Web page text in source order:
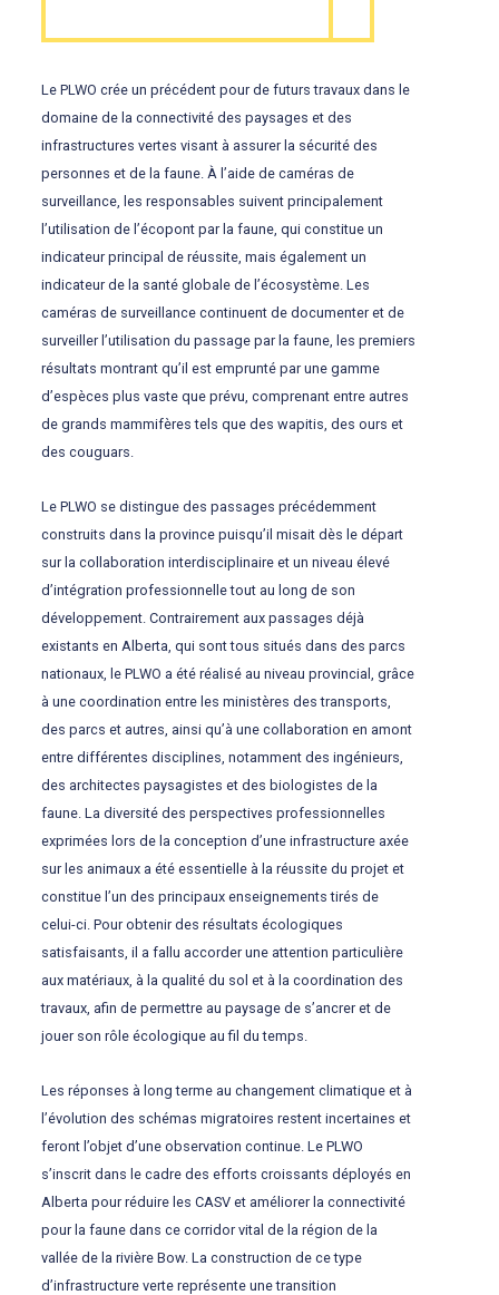
Le PLWO crée un précédent pour de futurs travaux dans le
domaine de la connectivité des paysages et des
infrastructures vertes visant à assurer la sécurité des
personnes et de la faune. À l’aide de caméras de
surveillance, les responsables suivent principalement
l’utilisation de l’écopont par la faune, qui constitue un
indicateur principal de réussite, mais également un
indicateur de la santé globale de l’écosystème. Les
caméras de surveillance continuent de documenter et de
surveiller l’utilisation du passage par la faune, les premiers
résultats montrant qu’il est emprunté par une gamme
d’espèces plus vaste que prévu, comprenant entre autres
de grands mammifères tels que des wapitis, des ours et
des couguars.
Le PLWO se distingue des passages précédemment
construits dans la province puisqu’il misait dès le départ
sur la collaboration interdisciplinaire et un niveau élevé
d’intégration professionnelle tout au long de son
développement. Contrairement aux passages déjà
existants en Alberta, qui sont tous situés dans des parcs
nationaux, le PLWO a été réalisé au niveau provincial, grâce
à une coordination entre les ministères des transports,
des parcs et autres, ainsi qu’à une collaboration en amont
entre différentes disciplines, notamment des ingénieurs,
des architectes paysagistes et des biologistes de la
faune. La diversité des perspectives professionnelles
exprimées lors de la conception d’une infrastructure axée
sur les animaux a été essentielle à la réussite du projet et
constitue l’un des principaux enseignements tirés de
celui-ci. Pour obtenir des résultats écologiques
satisfaisants, il a fallu accorder une attention particulière
aux matériaux, à la qualité du sol et à la coordination des
travaux, afin de permettre au paysage de s’ancrer et de
jouer son rôle écologique au fil du temps.
Les réponses à long terme au changement climatique et à
l’évolution des schémas migratoires restent incertaines et
feront l’objet d’une observation continue. Le PLWO
s’inscrit dans le cadre des efforts croissants déployés en
Alberta pour réduire les CASV et améliorer la connectivité
pour la faune dans ce corridor vital de la région de la
vallée de la rivière Bow. La construction de ce type
d’infrastructure verte représente une transition